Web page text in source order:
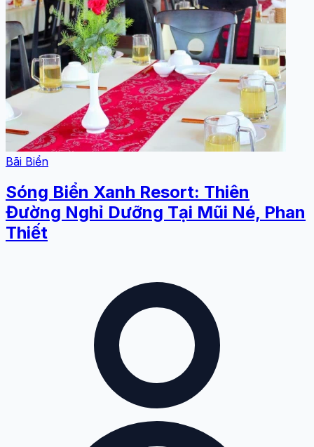
Bãi Biển
Sóng Biển Xanh Resort: Thiên
Đường Nghỉ Dưỡng Tại Mũi Né, Phan
Thiết